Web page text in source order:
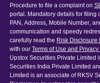
Procedure to file a complaint on
portal. Mandatory details for filing
PAN, Address, Mobile Number,
communication and speedy
carefully read the Risk Disclosure
with ourTerms of Use and
Upstox Securities Private Limited
Securities India Private Limited
Limited is an associate of RKSV